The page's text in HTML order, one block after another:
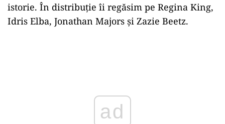
istorie. În distribuţie îi regăsim pe Regina King,
Idris Elba, Jonathan Majors şi Zazie Beetz.